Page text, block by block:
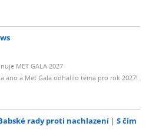
MET GALA 2027
ano a Met Gala odhalilo téma pro rok 2027!
rady proti nachlazení
S čím